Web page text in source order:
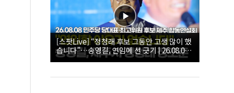
[스팟Live] “정청래 후보 그동안 고생 많이 했
습니다”…송영길, 연임에 선 긋기 | 26.08.08
더불어민주당 당대표·최고위원 후보 제주 합